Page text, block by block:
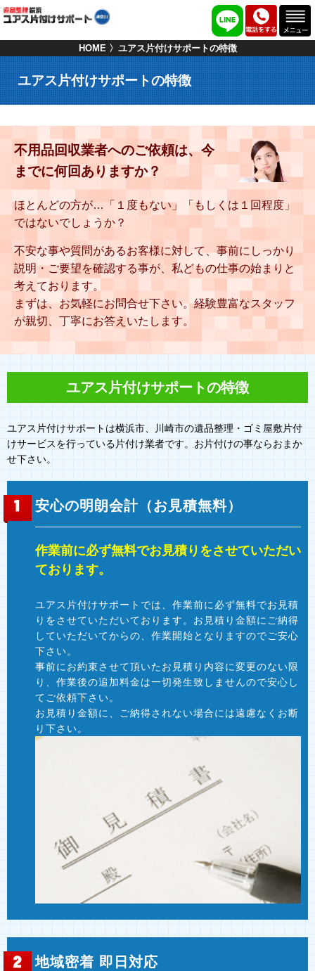
HOME ユアス片付けサポートの特徴
ユアス片付けサポートの特徴
不用品回収業者へのご依頼は、今
までに何回ありますか？
ほとんどの方が…「１度もない」「もしくは１回程度」
ではないでしょうか？
不安な事や質問があるお客様に対して、事前にしっかり
説明・ご要望を確認する事が、私どもの仕事の始まりと
考えております。
まずは、お気軽にお問合せ下さい。経験豊富なスタッフ
が親切、丁寧にお答えいたします。
ユアス片付けサポートの特徴
ユアス片付けサポートは横浜市、川崎市の遺品整理・ゴミ屋敷片付
けサービスを行っている片付け業者です。お片付けの事ならおまか
せ下さい。
安心の明朗会計（お見積無料）
作業前に必ず無料でお見積り をさせていただい
ております。
ユアス片付けサポートでは、作業前に必ず無料でお見積
りをさせていただいております。お見積り金額にご納得
していただいてからの、作業開始となりますのでご安心
下さい。
事前にお約束させて頂いたお見積り内容に変更のない限
り、作業後の追加料金は一切発生致しませんので安心し
てご依頼下さい。
お見積り金額に、ご納得されない場合には遠慮なくお断
り下さい。
地域密着 即日対応